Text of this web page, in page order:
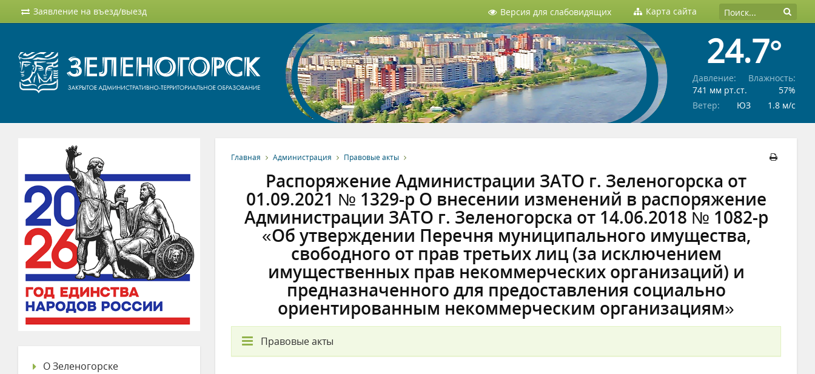
Заявление на въезд/выезд Версия для слабовидящих Карта сайта
24.7°
Давление:
741 мм рт.ст.
Влажность:
57%
Ветер:
ЮЗ 1.8 м/c
Главная Администрация Правовые акты
Распоряжение Администрации ЗАТО г. Зеленогорска от
01.09.2021 № 1329-р О внесении изменений в распоряжение
Администрации ЗАТО г. Зеленогорска от 14.06.2018 № 1082-р
«Об утверждении Перечня муниципального имущества,
свободного от прав третьих лиц (за исключением
имущественных прав некоммерческих организаций) и
предназначенного для предоставления социально
ориентированным некоммерческим организациям»
Правовые акты
О Зеленогорске